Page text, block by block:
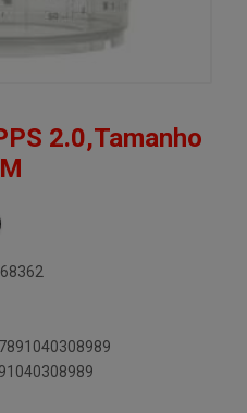
2.0,Tamanho